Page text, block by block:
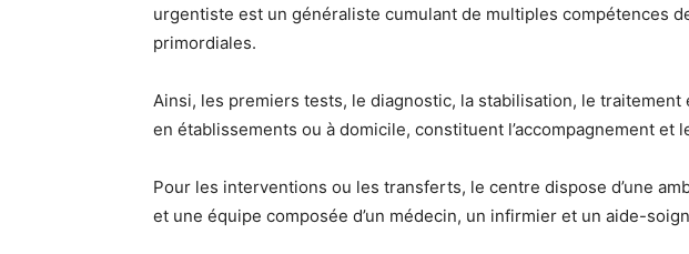
urgentiste est un généraliste cumulant de multiples compétences
primordiales.
Ainsi, les premiers tests, le diagnostic, la stabilisation, le traitement
en établissements ou à domicile, constituent l’accompagnement
Pour les interventions ou les transferts, le centre dispose d’une
et une équipe composée d’un médecin, un infirmier et un aide-